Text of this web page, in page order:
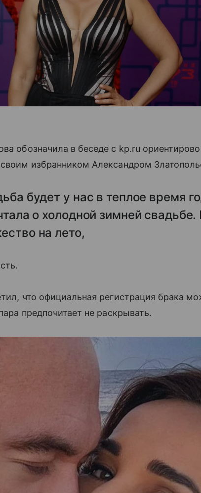
обозначила в беседе с kp.ru
избранником Александром
будет у нас в теплое время
о холодной зимней
на лето,
что официальная регистрация брака
предпочитает не раскрывать.